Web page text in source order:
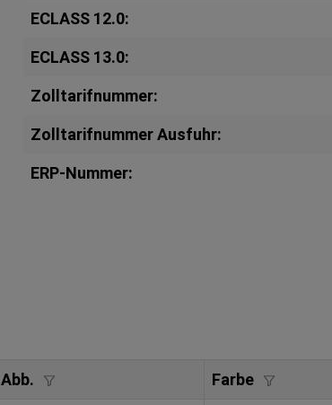
ECLASS 12.0:
ECLASS 13.0:
Zolltarifnummer:
Zolltarifnummer Ausfuhr:
ERP-Nummer:
Abb. Farbe